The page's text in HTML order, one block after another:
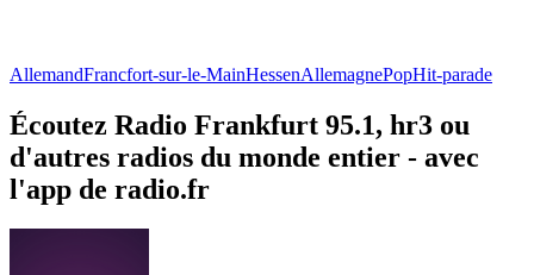
AllemandFrancfort-sur-le-MainHessenAllemagnePopHit-parade
Écoutez Radio Frankfurt 95.1, hr3 ou
d'autres radios du monde entier - avec
l'app de radio.fr